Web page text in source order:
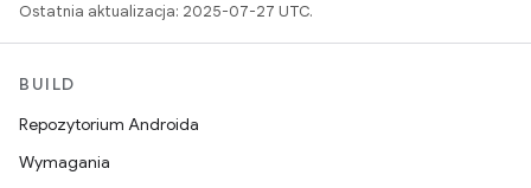
Ostatnia aktualizacja: 2025-07-27 UTC.
BUILD
Repozytorium Androida
Wymagania